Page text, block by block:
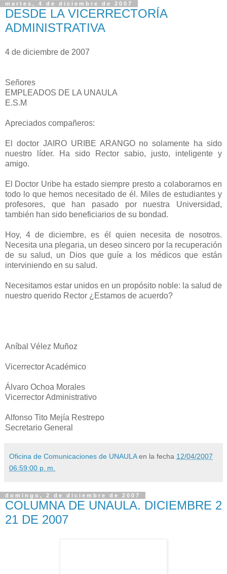
martes, 4 de diciembre de 2007
DESDE LA VICERRECTORÍA
ADMINISTRATIVA
4 de diciembre de 2007
Señores
EMPLEADOS DE LA UNAULA
E.S.M
Apreciados compañeros:
El doctor JAIRO URIBE ARANGO no solamente ha sido
nuestro líder. Ha sido Rector sabio, justo, inteligente y
amigo.
El Doctor Uribe ha estado siempre presto a colaborarnos en
todo lo que hemos necesitado de él. Miles de estudiantes y
profesores, que han pasado por nuestra Universidad,
también han sido beneficiarios de su bondad.
Hoy, 4 de diciembre, es él quien necesita de nosotros.
Necesita una plegaria, un deseo sincero por la recuperación
de su salud, un Dios que guíe a los médicos que están
interviniendo en su salud.
Necesitamos estar unidos en un propósito noble: la salud de
nuestro querido Rector ¿Estamos de acuerdo?
Aníbal Vélez Muñoz
Vicerrector Académico
Álvaro Ochoa Morales
Vicerrector Administrativo
Alfonso Tito Mejía Restrepo
Secretario General
Oficina de Comunicaciones de UNAULA en la fecha 12/04/2007
06:59:00 p. m.
domingo, 2 de diciembre de 2007
COLUMNA DE UNAULA. DICIEMBRE 2
21 DE 2007